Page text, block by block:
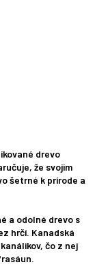
drevo
že svojim
šetrné k prírode a
a odolné drevo s
hrčí. Kanadská
čo z nej